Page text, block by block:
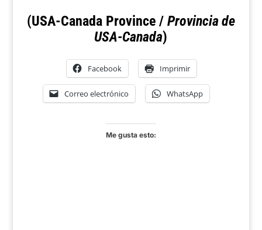
(USA-Canada Province / Provincia de
USA-Canada)
Facebook Imprimir
Correo electrónico WhatsApp
Me gusta esto: